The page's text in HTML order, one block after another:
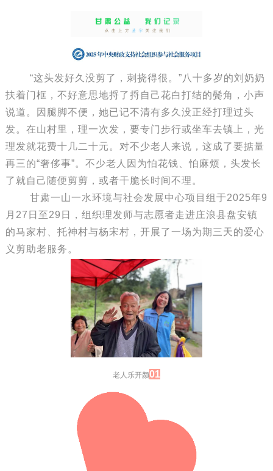
“这头发好久没剪了，刺挠得很。”八十多岁的刘奶奶
扶着门框，不好意思地捋了捋自己花白打结的鬓角，小声
说道。因腿脚不便，她已记不清有多久没正经打理过头
发。在山村里，理一次发，要专门步行或坐车去镇上，光
理发就花费十几二十元。对不少老人来说，这成了要掂量
再三的“奢侈事”。不少老人因为怕花钱、怕麻烦，头发长
了就自己随便剪剪，或者干脆长时间不理。
甘肃一山一水环境与社会发展中心项目组于2025年9
月27日至29日，组织理发师与志愿者走进庄浪县盘安镇
的马家村、托神村与杨宋村，开展了一场为期三天的爱心
义剪助老服务。
老人乐开颜01